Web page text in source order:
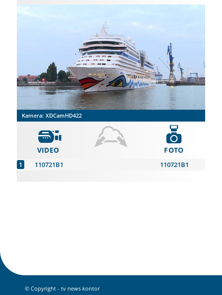
Kamera: XDCamHD422
VIDEO
110721B1
FOTO
110721B1
© Copyright - tv news kontor